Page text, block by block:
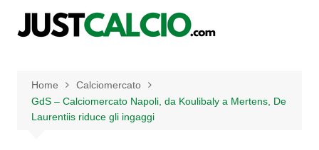
Home
Calciomercato
GdS – Calciomercato Napoli, da Koulibaly a Mertens, De
Laurentiis riduce gli ingaggi